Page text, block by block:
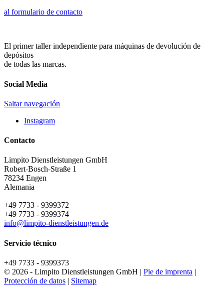
al formulario de contacto
El primer taller independiente para máquinas de devolución de
depósitos
de todas las marcas.
Social Media
Saltar navegación
Instagram
Contacto
Limpito Dienstleistungen GmbH
Robert-Bosch-Straße 1
78234 Engen
Alemania
+49 7733 - 9399372
+49 7733 - 9399374
info@limpito-dienstleistungen.de
Servicio técnico
+49 7733 - 9399373
© 2026 - Limpito Dienstleistungen GmbH | Pie de imprenta |
Protección de datos | Sitemap